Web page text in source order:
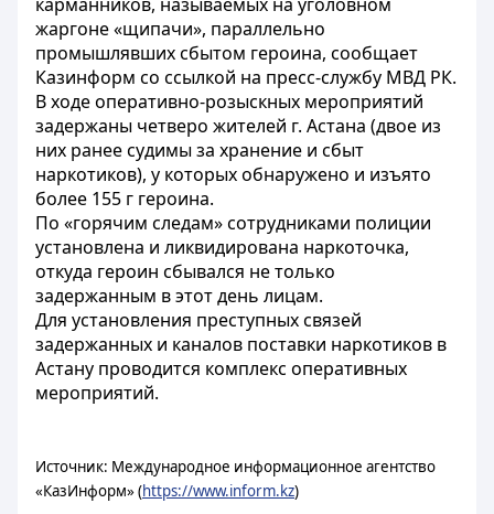
жаргоне «щипачи», параллельно
промышлявших сбытом героина, сообщает
Казинформ со ссылкой на пресс-службу МВД РК.
В ходе оперативно-розыскных мероприятий
задержаны четверо жителей г. Астана (двое из
них ранее судимы за хранение и сбыт
наркотиков), у которых обнаружено и изъято
более 155 г героина.
По «горячим следам» сотрудниками полиции
установлена и ликвидирована наркоточка,
откуда героин сбывался не только
задержанным в этот день лицам.
Для установления преступных связей
задержанных и каналов поставки наркотиков в
Астану проводится комплекс оперативных
мероприятий.
Источник: Международное информационное агентство
«КазИнформ» (https://www.inform.kz)